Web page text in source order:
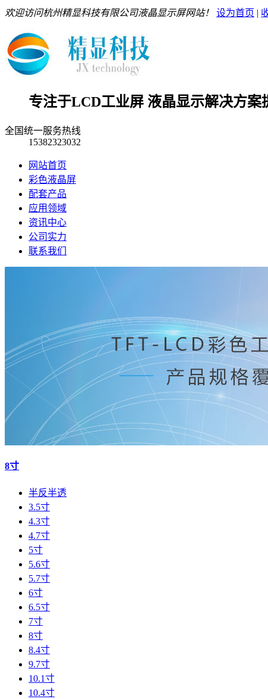
欢迎访问杭州精显科技有限公司液晶显示屏网站！ 设为首页 |
专注于LCD工业屏 液晶显示解决方案
全国统一服务热线
15382323032
网站首页
彩色液晶屏
配套产品
应用领域
资讯中心
公司实力
联系我们
8寸
半反半透
3.5寸
4.3寸
4.7寸
5寸
5.6寸
5.7寸
6寸
6.5寸
7寸
8寸
8.4寸
9.7寸
10.1寸
10.4寸